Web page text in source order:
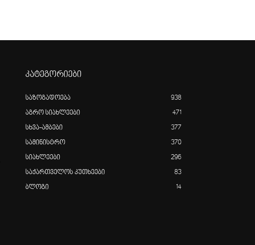
კატეგორიები
საზოგადოება 938
აგრო სიახლეები 471
სხვა-ამბები 377
სამინისტრო 370
სიახლეები 296
საქართველოს კუთხეები 83
ბლოგი 14